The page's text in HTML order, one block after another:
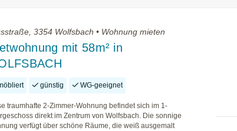
3354 Wolfsbach • Wohnung mieten
mit 58m² in
günstig WG-geeignet
traumhafte 2-Zimmer-Wohnung befindet sich im 1-
direkt im Zentrum von Wolfsbach. Die sonnige
verfügt über schöne Räume, die weiß ausgemalt